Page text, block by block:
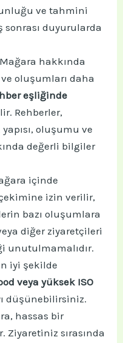
ve tahmini
sonrası duyurularda
Mağara hakkında
oluşumları daha
eşliğinde
Rehberler,
oluşumu ve
değerli bilgiler
içinde
izin verilir,
bazı oluşumlara
diğer ziyaretçileri
unutulmamalıdır.
iyi şekilde
veya yüksek ISO
düşünebilirsiniz.
hassas bir
Ziyaretiniz sırasında